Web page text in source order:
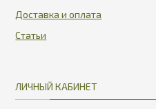
Доставка и оплата
Статьи
ЛИЧНЫЙ КАБИНЕТ